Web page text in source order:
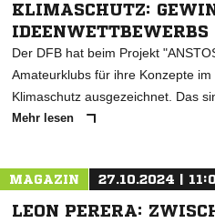
KLIMASCHUTZ:
IDEENWETTBEWERBS
Der DFB hat beim Projekt
Amateurklubs für ihre Konzepte
Klimaschutz ausgezeichnet. Das
Mehr lesen
MAGAZIN 27.10.2024 |
LEON PERERA: